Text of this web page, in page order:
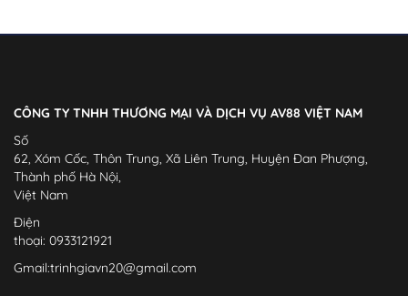
CÔNG TY TNHH THƯƠNG MẠI VÀ DỊCH VỤ AV88 VIỆT NAM
Số
62, Xóm Cốc, Thôn Trung, Xã Liên Trung, Huyện Đan Phượng,
Thành phố Hà Nội,
Việt Nam
Điện
thoại: 0933121921
Gmail:trinhgiavn20@gmail.com